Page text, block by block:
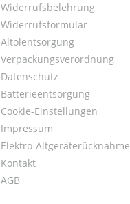
Widerrufsbelehrung
Widerrufsformular
Altölentsorgung
Verpackungsverordnung
Datenschutz
Batterieentsorgung
Cookie-Einstellungen
Impressum
Elektro-Altgeräterücknahme
Kontakt
AGB